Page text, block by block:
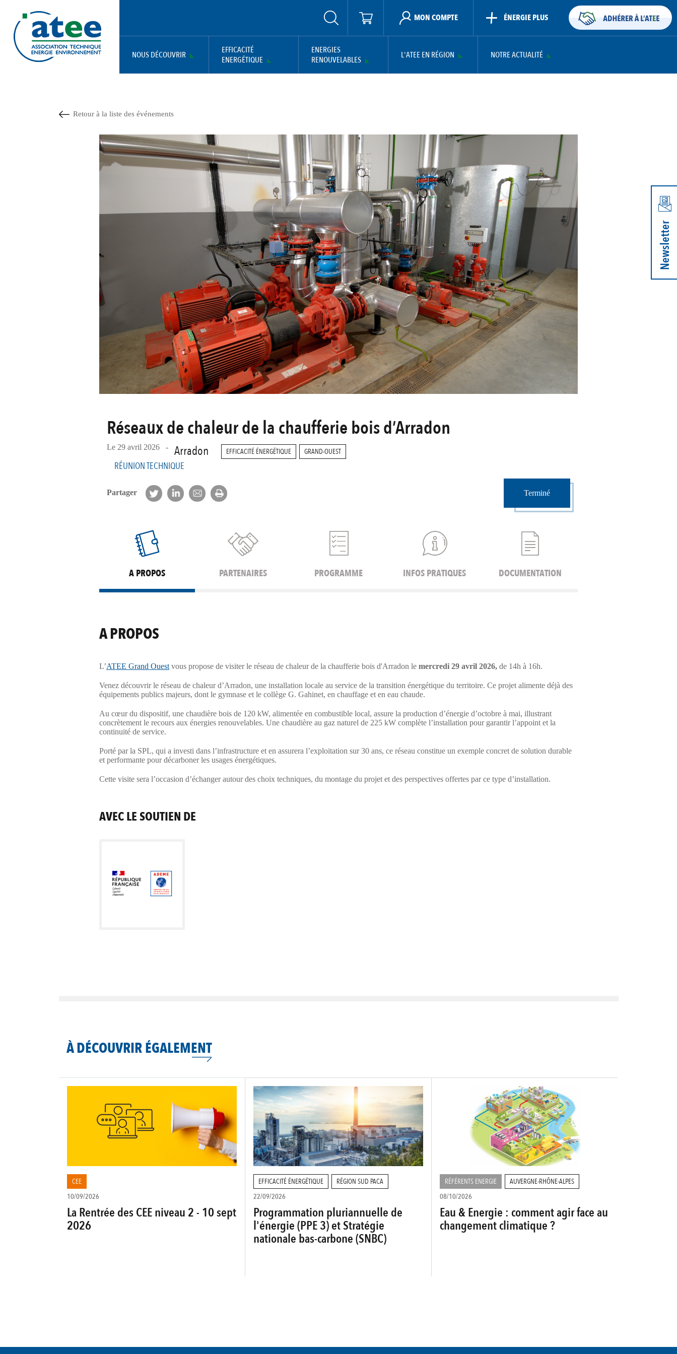
contenu
principal
MON COMPTE ÉNERGIE PLUS
NAVIGATION
NOUS DÉCOUVRIR
EFFICACITÉ
ENERGÉTIQUE
ENERGIES
RENOUVELABLES
L'ATEE EN RÉGION NOTRE ACTUALITÉ
Retour à la liste des événements
Réseaux de chaleur de la chaufferie bois d’Arradon
Le 29 avril 2026 - Arradon
RÉUNION TECHNIQUE
EFFICACITÉ ÉNERGÉTIQUE GRAND-OUEST
Partager Terminé
A PROPOS PARTENAIRES PROGRAMME INFOS PRATIQUES DOCUMENTATION
A PROPOS
L’ATEE Grand Ouest vous propose de visiter le réseau de chaleur de la chaufferie bois d'Arradon le mercredi 29 avril 2026, de 14h à 16h.
Venez découvrir le réseau de chaleur d’Arradon, une installation locale au service de la transition énergétique du territoire. Ce projet alimente déjà des
équipements publics majeurs, dont le gymnase et le collège G. Gahinet, en chauffage et en eau chaude.
Au cœur du dispositif, une chaudière bois de 120 kW, alimentée en combustible local, assure la production d’énergie d’octobre à mai, illustrant
concrètement le recours aux énergies renouvelables. Une chaudière au gaz naturel de 225 kW complète l’installation pour garantir l’appoint et la
continuité de service.
Porté par la SPL, qui a investi dans l’infrastructure et en assurera l’exploitation sur 30 ans, ce réseau constitue un exemple concret de solution durable
et performante pour décarboner les usages énergétiques.
Cette visite sera l’occasion d’échanger autour des choix techniques, du montage du projet et des perspectives offertes par ce type d’installation.
AVEC LE SOUTIEN DE
À DÉCOUVRIR ÉGALEMENT
CEE
10/09/2026
La Rentrée des CEE niveau 2 - 10 sept
2026
EFFICACITÉ ÉNERGÉTIQUE
RÉGION SUD PACA
22/09/2026
Programmation pluriannuelle de
l'énergie (PPE 3) et Stratégie
nationale bas-carbone (SNBC)
RÉFÉRENTS ENERGIE
AUVERGNE-RHÔNE-ALPES
08/10/2026
Eau & Energie : comment agir face au
changement climatique ?
Newsletter